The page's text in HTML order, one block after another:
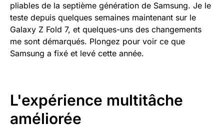
pliables de la septième génération de Samsung. Je le
teste depuis quelques semaines maintenant sur le
Galaxy Z Fold 7, et quelques-uns des changements
me sont démarqués. Plongez pour voir ce que
Samsung a fixé et levé cette année.
L'expérience multitâche
améliorée